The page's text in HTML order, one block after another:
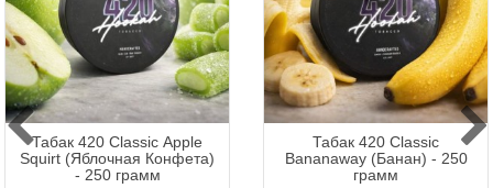
Табак 420 Classic Apple
Squirt (Яблочная Конфета)
- 250 грамм
Табак 420 Classic
Bananaway (Банан) - 250
грамм